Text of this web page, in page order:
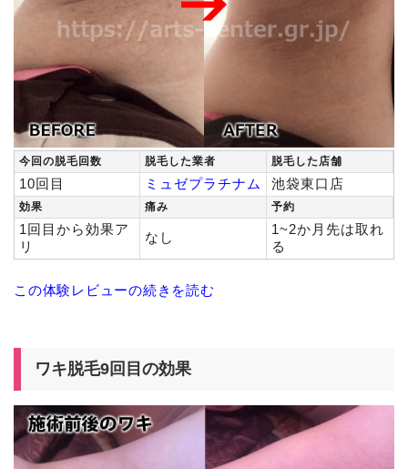
今回の脱毛回数 脱毛した業者 脱毛した店舗
10回目 ミュゼプラチナム 池袋東口店
効果 痛み 予約
1回目から効果ア
リ
なし
1~2か月先は取れ
る
この体験レビューの続きを読む
ワキ脱毛9回目の効果